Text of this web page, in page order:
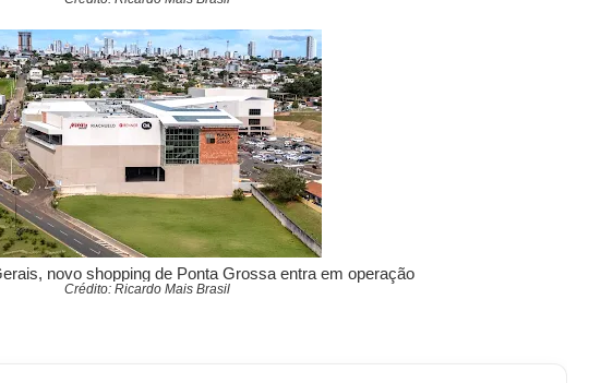
novo shopping de Ponta Grossa entra em operação
Crédito: Ricardo Mais Brasil